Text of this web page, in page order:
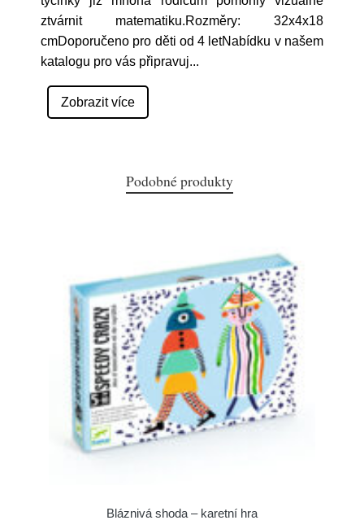
ztvárnit matematiku.Rozměry: 32x4x18
cmDoporučeno pro děti od 4 letNabídku v našem
katalogu pro vás připravuj...
Zobrazit více
Podobné produkty
Bláznivá shoda – karetní hra